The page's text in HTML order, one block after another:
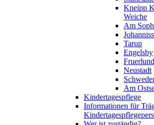
Kneipp
Weiche
Am
Tarup
Engelsby
Fruerlund
Neustadt
Am
Kindertagespflege
Informationen für